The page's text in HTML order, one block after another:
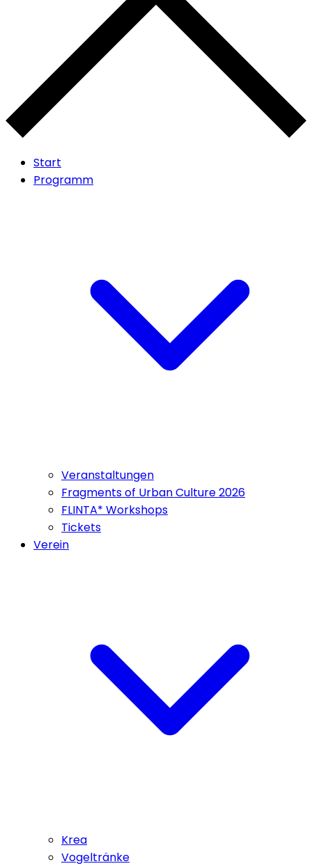
Start
Programm
Veranstaltungen
Fragments of Urban Culture 2026
FLINTA* Workshops
Tickets
Verein
Krea
Vogeltränke